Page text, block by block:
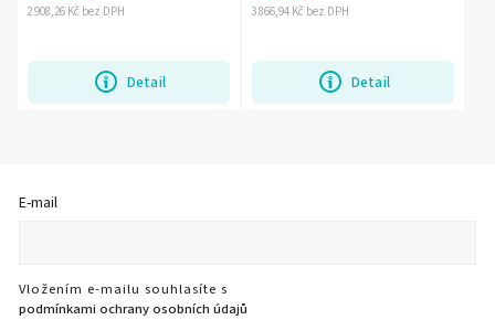
2 908,26 Kč bez DPH
Detail
3 866,94 Kč bez DPH
Detail
E-mail
Vložením e-mailu souhlasíte s
podmínkami ochrany osobních údajů